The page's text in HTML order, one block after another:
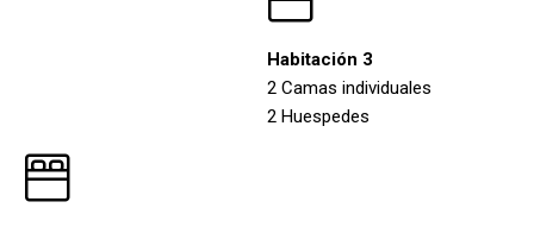
Habitación 3
2 Camas individuales
2 Huespedes